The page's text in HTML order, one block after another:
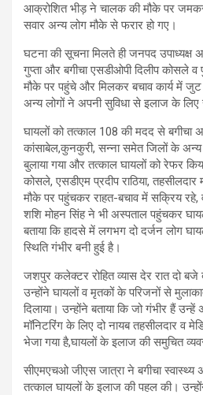
आक्रोशित भीड़ ने चालक की मौके पर जमकर
सवार अन्य लोग मौके से फरार हो गए।
घटना की सूचना मिलते ही जनपद उपाध्यक्ष
गुप्ता और बगीचा एसडीओपी दिलीप कोसले
मौके पर पहुंचे और मिलकर बचाव कार्य में
अन्य लोगों ने अपनी सुविधा से इलाज के लिए
घायलों को तत्काल 108 की मदद से बगीचा
कांसाबेल,कुनकुरी, सन्ना समेत जिलों के
बुलाया गया और तत्काल घायलों को रेफर
कोसले, एसडीएम प्रदीप राठिया,
मौके पर पहुंचकर राहत-बचाव में सक्रिय रहे,
शशि मोहन सिंह ने भी अस्पताल पहुंचकर
बताया कि हादसे में लगभग दो दर्जन लोग
स्थिति गंभीर बनी हुई है।
जशपुर कलेक्टर रोहित व्यास देर रात दो बजे
उन्होंने घायलों व मृतकों के परिजनों से
दिलाया। उन्होंने बताया कि जो गंभीर हैं
मॉनिटरिंग के लिए दो नायब तहसीलदार व
भेजा गया है,घायलों के इलाज की समुचित
सीएमएचओ जीएस जात्रा ने बगीचा
तत्काल घायलों के इलाज की पहल की।